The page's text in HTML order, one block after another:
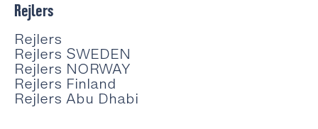
Rejlers
Rejlers
Rejlers SWEDEN
Rejlers NORWAY
Rejlers Finland
Rejlers Abu Dhabi